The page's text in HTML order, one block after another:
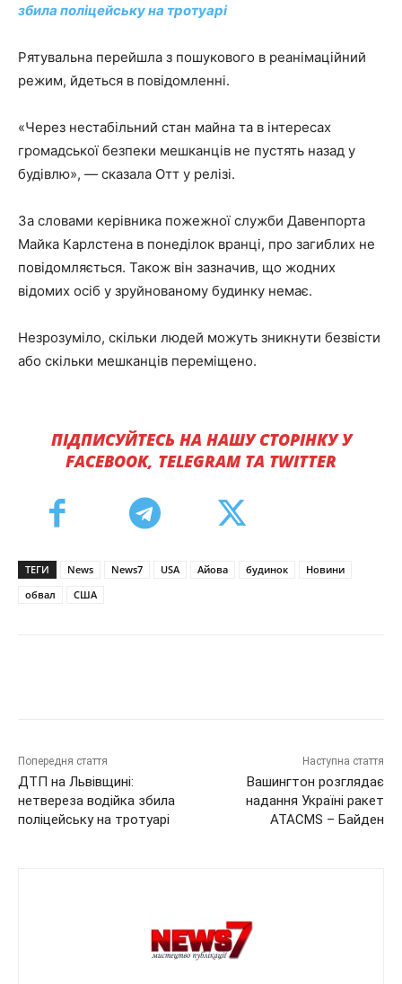
збила поліцейську на тротуарі
Рятувальна перейшла з пошукового в реанімаційний
режим, йдеться в повідомленні.
«Через нестабільний стан майна та в інтересах
громадської безпеки мешканців не пустять назад у
будівлю», — сказала Отт у релізі.
За словами керівника пожежної служби Давенпорта
Майка Карлстена в понеділок вранці, про загиблих не
повідомляється. Також він зазначив, що жодних
відомих осіб у зруйнованому будинку немає.
Незрозуміло, скільки людей можуть зникнути безвісти
або скільки мешканців переміщено.
ПІДПИСУЙТЕСЬ НА НАШУ СТОРІНКУ У
FACEBOOK, TELEGRAM ТА TWITTER
ТЕГИ News News7 USA Айова будинок
Новини
обвал
США
Попередня стаття
ДТП на Львівщині:
нетвереза водійка збила
поліцейську на тротуарі
Наступна стаття
Вашингтон розглядає
надання Україні ракет
ATACMS – Байден